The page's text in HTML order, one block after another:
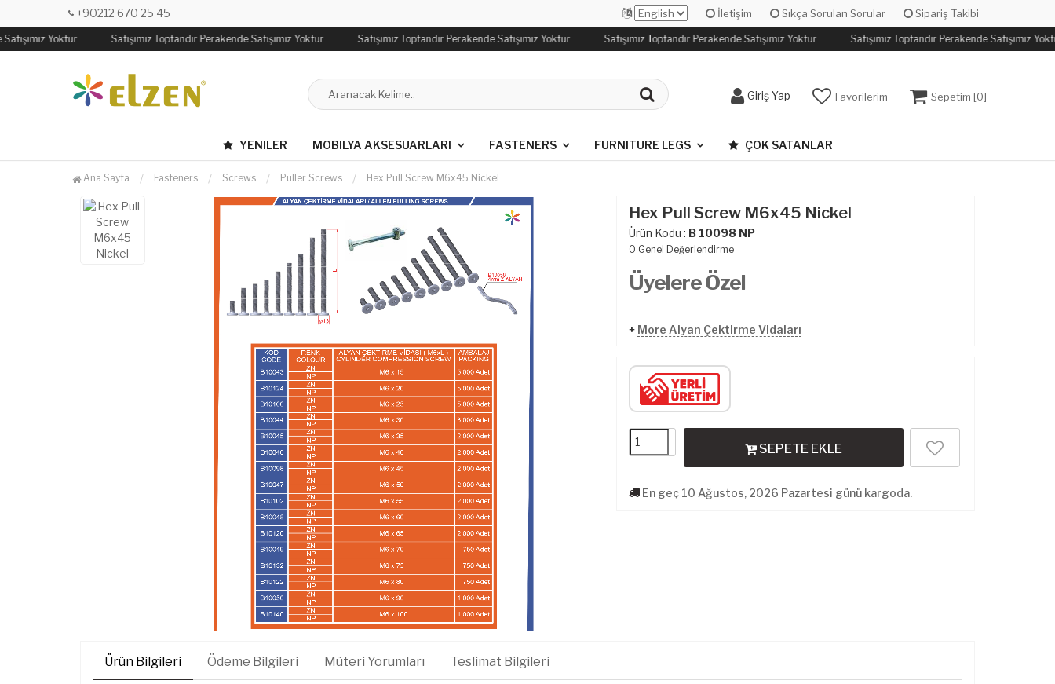
+90212 670 25 45 İletişim Sıkça Sorulan Sorular Sipariş Takibi
Yoktur Satışımız Toptandır Perakende Satışımız Yoktur Satışımız Toptandır Perakende Satışımız Yoktur Satışımız Toptandır Perakende Satışımız Yoktur Satışımız Toptandır Perakende Satışımız
Giriş Yap Favorilerim Sepetim [0]
YENILER MOBILYA AKSESUARLARI FASTENERS FURNITURE LEGS ÇOK SATANLAR
Ana Sayfa Fasteners Screws Puller Screws Hex Pull Screw M6x45 Nickel
Hex Pull Screw M6x45 Nickel
Ürün Kodu : B 10098 NP
0 Genel Değerlendirme
Üyelere Özel
+ More Alyan Çektirme Vidaları
SEPETE EKLE
En geç 10 Ağustos, 2026 Pazartesi günü kargoda.
Ürün Bilgileri Ödeme Bilgileri Müteri Yorumları Teslimat Bilgileri